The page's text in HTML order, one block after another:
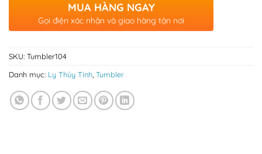
MUA HÀNG NGAY
Gọi điện xác nhận và giao hàng tận nơi
SKU: Tumbler104
Danh mục: Ly Thủy Tinh, Tumbler